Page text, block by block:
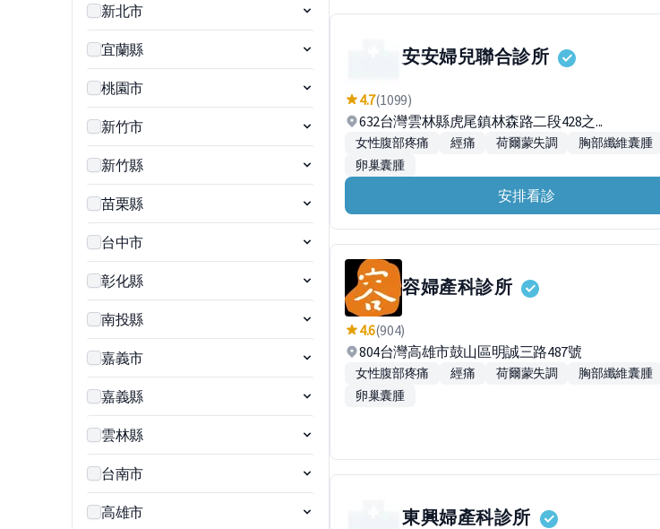
新北市
宜蘭縣
桃園市
新竹市
新竹縣
苗栗縣
台中市
彰化縣
南投縣
嘉義市
嘉義縣
雲林縣
台南市
高雄市
安安婦兒聯合診所
4.7(1099)
632台灣雲林縣虎尾鎮林森路二段428之...
女性腹部疼痛 經痛 荷爾蒙失調
胸部纖維囊腫
卵巢囊腫
安排看診
容婦產科診所
4.6(904)
804台灣高雄市鼓山區明誠三路487號
女性腹部疼痛 經痛 荷爾蒙失調
胸部纖維囊腫
卵巢囊腫
東興婦產科診所